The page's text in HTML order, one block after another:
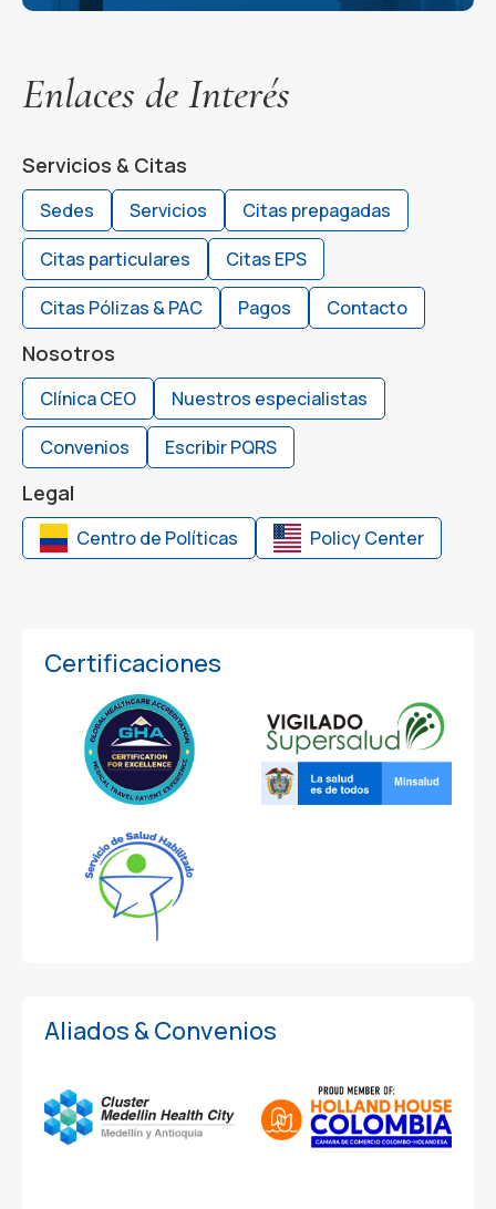
Enlaces de Interés
Servicios & Citas
Sedes Servicios
Citas prepagadas
Citas particulares
Citas EPS
Citas Pólizas & PAC
Pagos Contacto
Nosotros
Clínica CEO
Nuestros especialistas
Convenios
Escribir PQRS
Legal
Centro de Políticas Policy Center
Certificaciones
Aliados & Convenios